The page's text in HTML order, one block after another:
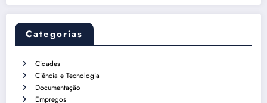
Categorias
Cidades
Ciência e Tecnologia
Documentação
Empregos